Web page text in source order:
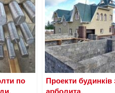
по
Проекти будинків
арболита,